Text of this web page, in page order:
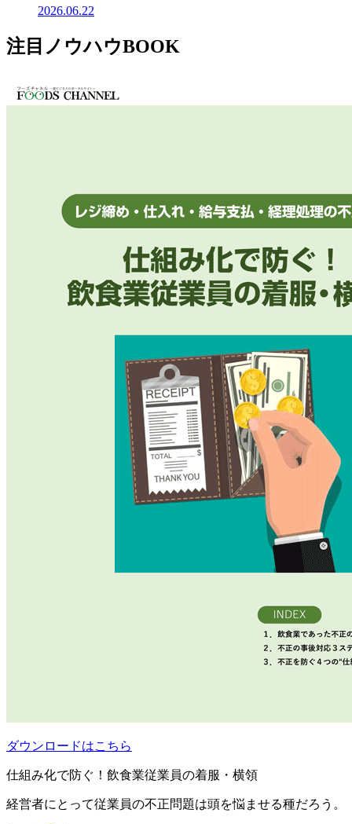
2026.06.22
注目ノウハウBOOK
ダウンロードはこちら
仕組み化で防ぐ！飲食業従業員の着服・横領
経営者にとって従業員の不正問題は頭を悩ませる種だろう。